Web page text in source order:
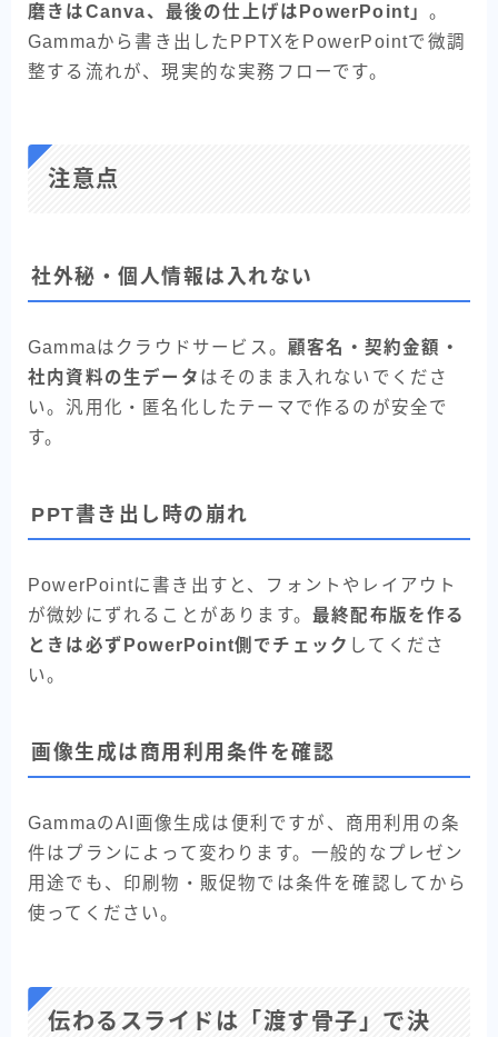
磨きはCanva、最後の仕上げはPowerPoint」。
Gammaから書き出したPPTXをPowerPointで微調
整する流れが、現実的な実務フローです。
注意点
社外秘・個人情報は入れない
Gammaはクラウドサービス。 顧客名・契約金額・
社内資料の生データ はそのまま入れないでくださ
い。汎用化・匿名化したテーマで作るのが安全で
す。
PPT書き出し時の崩れ
PowerPointに書き出すと、フォントやレイアウト
が微妙にずれることがあります。 最終配布版を作る
ときは必ずPowerPoint側でチェック してくださ
い。
画像生成は商用利用条件を確認
GammaのAI画像生成は便利ですが、商用利用の条
件はプランによって変わります。一般的なプレゼン
用途でも、印刷物・販促物では条件を確認してから
使ってください。
伝わるスライドは「渡す骨子」で決